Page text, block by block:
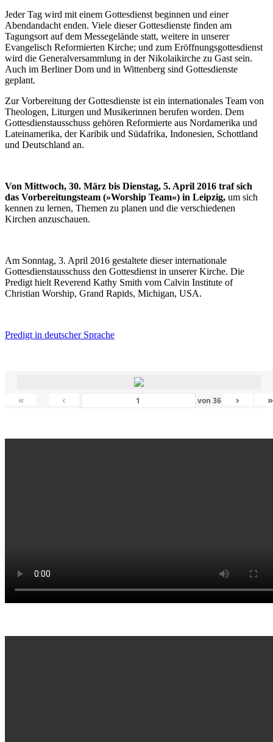
Jeder Tag wird mit einem Gottesdienst beginnen und einer
Abendandacht enden. Viele dieser Gottesdienste finden am
Tagungsort auf dem Messegelände statt, weitere in unserer
Evangelisch Reformierten Kirche; und zum Eröffnungsgottesdienst
wird die Generalversammlung in der Nikolaikirche zu Gast sein.
Auch im Berliner Dom und in Wittenberg sind Gottesdienste
geplant.
Zur Vorbereitung der Gottesdienste ist ein internationales Team von
Theologen, Liturgen und Musikerinnen berufen worden. Dem
Gottesdienstausschuss gehören Reformierte aus Nordamerika und
Lateinamerika, der Karibik und Südafrika, Indonesien, Schottland
und Deutschland an.
Von Mittwoch, 30. März bis Dienstag, 5. April 2016 traf sich
das Vorbereitungsteam (»Worship Team«) in Leipzig, um sich
kennen zu lernen, Themen zu planen und die verschiedenen
Kirchen anzuschauen.
Am Sonntag, 3. April 2016 gestaltete dieser internationale
Gottesdienstausschuss den Gottesdienst in unserer Kirche. Die
Predigt hielt Reverend Kathy Smith vom Calvin Institute of
Christian Worship, Grand Rapids, Michigan, USA.
Predigt in deutscher Sprache
« ‹ von 36 › »